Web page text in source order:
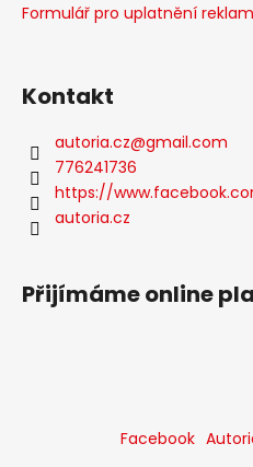
Formulář pro uplatnění
Kontakt
autoria.cz@gmail.com
776241736
https://
autoria.cz
Přijímáme online
Facebook